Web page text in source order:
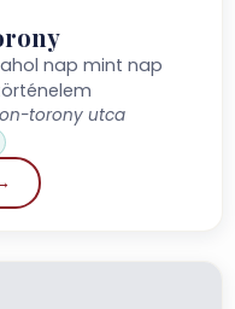
nap mint nap
torony utca